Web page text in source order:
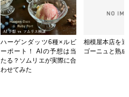
ハーゲンダッツ6種×ルビ
ーポート！ AIの予想は当
たる？ソムリエが実際に合
わせてみた
相模屋本店を
ゴーニュと熟